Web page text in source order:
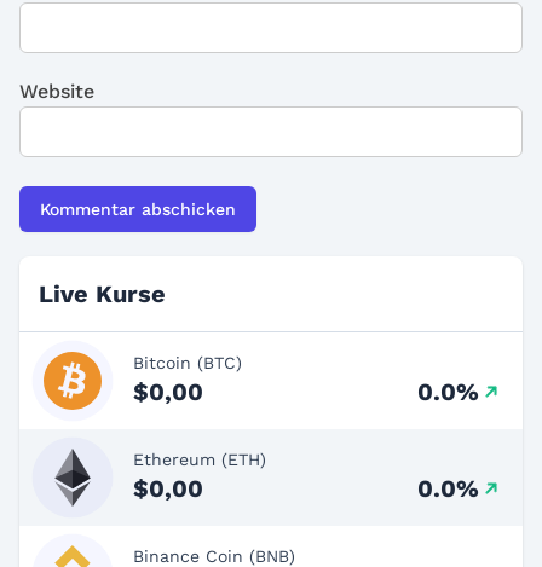
Website
Live Kurse
Bitcoin (BTC)
$0,00 0.0%
Ethereum (ETH)
$0,00 0.0%
Binance Coin (BNB)